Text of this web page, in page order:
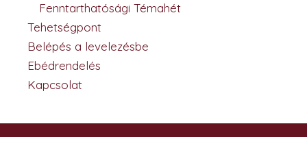
Fenntarthatósági Témahét
Tehetségpont
Belépés a levelezésbe
Ebédrendelés
Kapcsolat